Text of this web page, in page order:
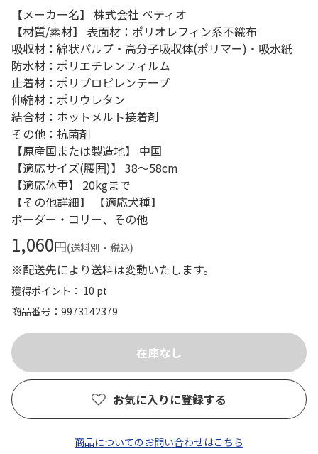
【メーカー名】 株式会社 ペティオ
【材質/素材】 表面材：ポリオレフィン系不織布
吸収材：綿状パルプ・高分子吸収体(ポリマー)・吸水紙
防水材：ポリエチレンフィルム
止着材：ポリプロピレンテープ
伸縮材：ポリウレタン
結合材：ホットメルト接着剤
その他：抗菌剤
【原産国または製造地】 中国
【適応サイズ(腰囲)】 38～58cm
【適応体重】 20kgまで
【その他詳細】 【適応犬種】
ボーダー・コリー、その他
1,060円(送料別・税込)
※配送先により送料は変動いたします。
獲得ポイント： 10 pt
商品番号
9973142379
お気に入りに登録する
商品についてのお問い合わせはこちら